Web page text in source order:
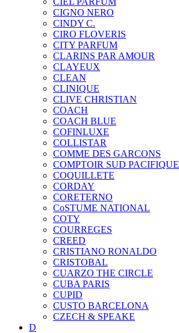
CIGNO NERO
CINDY C.
CIRO FLOVERIS
CITY PARFUM
CLARINS PAR AMOUR
CLAYEUX
CLEAN
CLINIQUE
CLIVE CHRISTIAN
COACH
COACH BLUE
COFINLUXE
COLLISTAR
COMME DES GARCONS
COMPTOIR SUD PACIFIQUE
COQUILLETE
CORDAY
CORETERNO
CoSTUME NATIONAL
COTY
COURREGES
CREED
CRISTIANO RONALDO
CRISTOBAL
CUARZO THE CIRCLE
CUBA PARIS
CUPID
CUSTO BARCELONA
CZECH & SPEAKE
D